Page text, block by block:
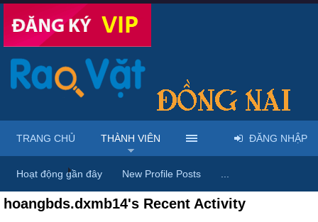
Trang chủ Thành viên
hoangbds.dxmb14's Recent Activity
TRANG CHỦ THÀNH VIÊN
Hoạt động gần đây New Profile Posts
ĐĂNG NHẬP